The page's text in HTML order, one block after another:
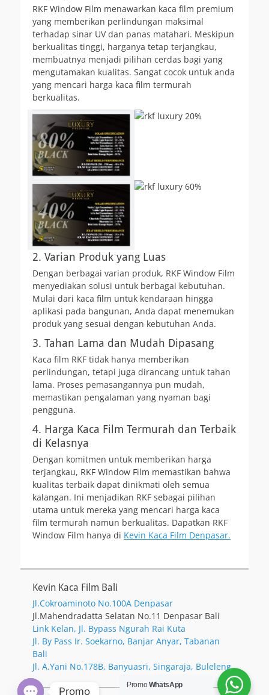
RKF Window Film menawarkan kaca film premium
yang memberikan perlindungan maksimal
terhadap sinar UV dan panas matahari. Meskipun
berkualitas tinggi, harganya tetap terjangkau,
membuatnya menjadi pilihan cerdas bagi yang
mengutamakan kualitas. Sangat cocok untuk anda
yang mencari harga kaca film termurah
berkualitas.
2. Varian Produk yang Luas
Dengan berbagai varian produk, RKF Window Film
menyediakan solusi untuk berbagai kebutuhan.
Mulai dari kaca film untuk kendaraan hingga
aplikasi pada bangunan, Anda dapat menemukan
produk yang sesuai dengan kebutuhan Anda.
3. Tahan Lama dan Mudah Dipasang
Kaca film RKF tidak hanya memberikan
perlindungan, tetapi juga dirancang untuk tahan
lama. Proses pemasangannya pun mudah,
memastikan pengalaman yang nyaman bagi
pengguna.
4. Harga Kaca Film Termurah dan Terbaik
di Kelasnya
Dengan komitmen untuk memberikan harga
terjangkau, RKF Window Film memastikan bahwa
kualitas terbaik dapat dinikmati oleh semua
kalangan. Ini menjadikan RKF sebagai pilihan
utama untuk mereka yang mencari harga kaca
film termurah namun berkualitas. Dapatkan RKF
Window Film hanya di Kevin Kaca Film Denpasar.
Kevin Kaca Film Bali
Jl.Cokroaminoto No.100A Denpasar
Jl.Mahendradatta Selatan No.11 Denpasar Bali
Link Kelan, Jl. Bypass Ngurah Rai Kuta
Jl. By Pass Ir. Soekarno, Banjar Anyar, Tabanan
Bali
Jl. A.Yani No.178B, Banyuasri, Singaraja, Buleleng
PromoWhatsApp
Promo